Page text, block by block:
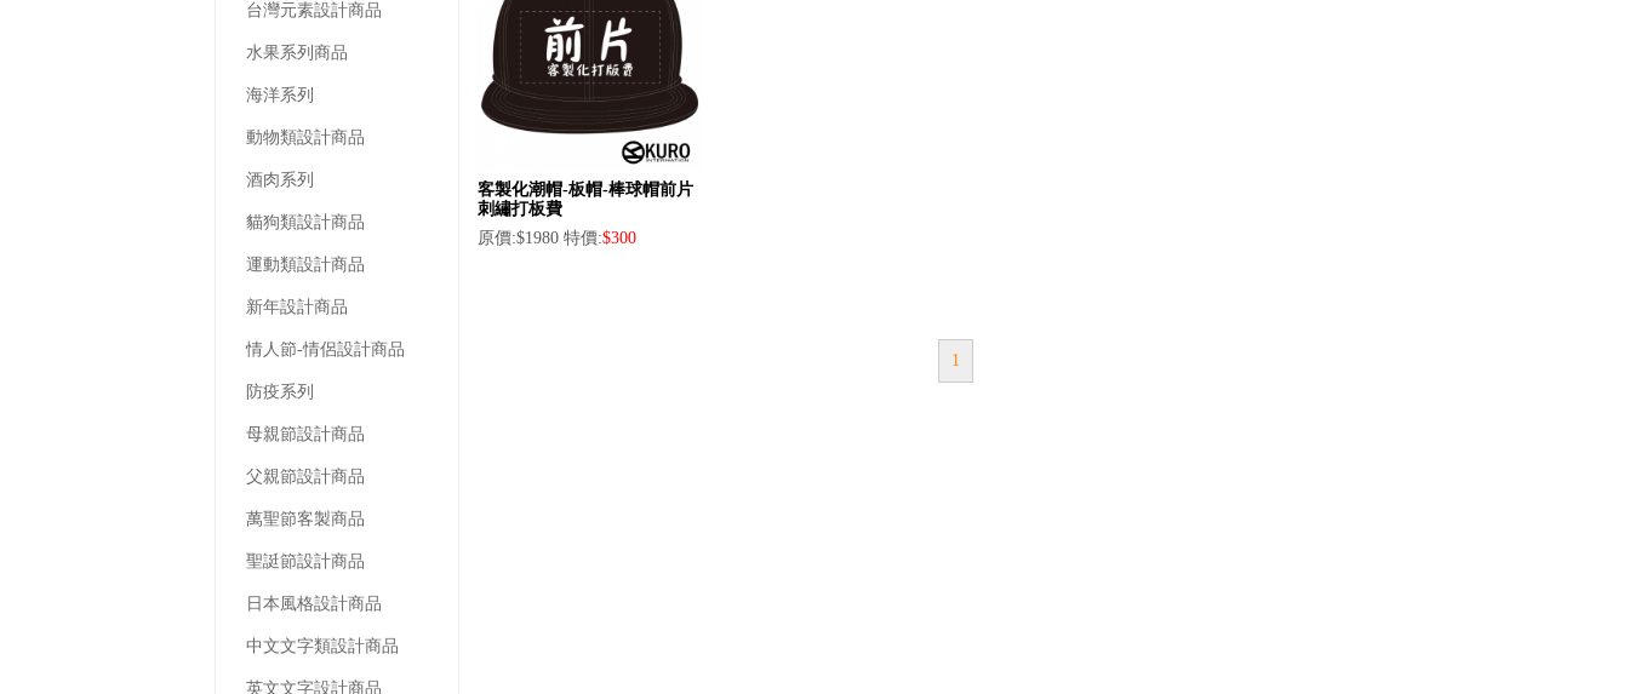
台灣元素設計商品
水果系列商品
海洋系列
動物類設計商品
酒肉系列
貓狗類設計商品
運動類設計商品
新年設計商品
情人節-情侶設計商品
防疫系列
母親節設計商品
父親節設計商品
萬聖節客製商品
聖誔節設計商品
日本風格設計商品
中文文字類設計商品
英文文字設計商品
客製化潮帽-板帽-棒球帽前片
刺繡打板費
原價:$1980 特價:$300
1